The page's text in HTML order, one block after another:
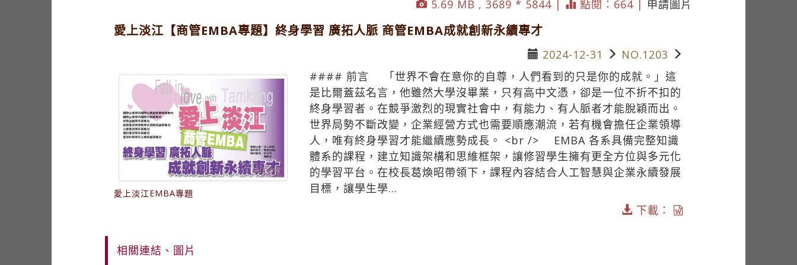
5.69 MB , 3689 * 5844 | 點閱：664 | 申請圖片
愛上淡江【商管EMBA專題】終身學習 廣拓人脈 商管EMBA成就創新永續專才
2024-12-31 NO.1203
愛上淡江EMBA專題
#### 前言 「世界不會在意你的自尊，人們看到的只是你的成就。」這
是比爾蓋茲名言，他雖然大學沒畢業，只有高中文憑，卻是一位不折不扣的
終身學習者。在競爭激烈的現實社會中，有能力、有人脈者才能脫穎而出。
世界局勢不斷改變，企業經營方式也需要順應潮流，若有機會擔任企業領導
人，唯有終身學習才能繼續應勢成長。 <br /> EMBA 各系具備完整知識
體系的課程，建立知識架構和思維框架，讓修習學生擁有更全方位與多元化
的學習平台。在校長葛煥昭帶領下，課程內容結合人工智慧與企業永續發展
目標，讓學生學...
下載：
相關連結、圖片